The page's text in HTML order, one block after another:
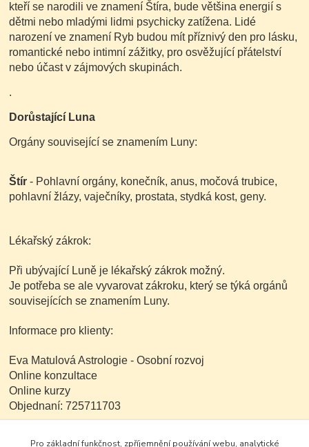
kteří se narodili ve znamení Štíra, bude většina energií s
dětmi nebo mladými lidmi psychicky zatížena. Lidé
narození ve znamení Ryb budou mít příznivý den pro lásku,
romantické nebo intimní zážitky, pro osvěžující přátelství
nebo účast v zájmových skupinách.
.
Dorůstající Luna
Orgány související se znamením Luny:
Štír - Pohlavní orgány, konečník, anus, močová trubice,
pohlavní žlázy, vaječníky, prostata, stydká kost, geny.
Lékařský zákrok:
Při ubývající Luně je lékařský zákrok možný.
Je potřeba se ale vyvarovat zákroku, který se týká orgánů
souvisejících se znamením Luny.
Informace pro klienty:
Eva Matulová Astrologie - Osobní rozvoj
Online konzultace
Online kurzy
Objednaní: 725711703
Pro základní funkčnost, zpříjemnění používání webu, analytické